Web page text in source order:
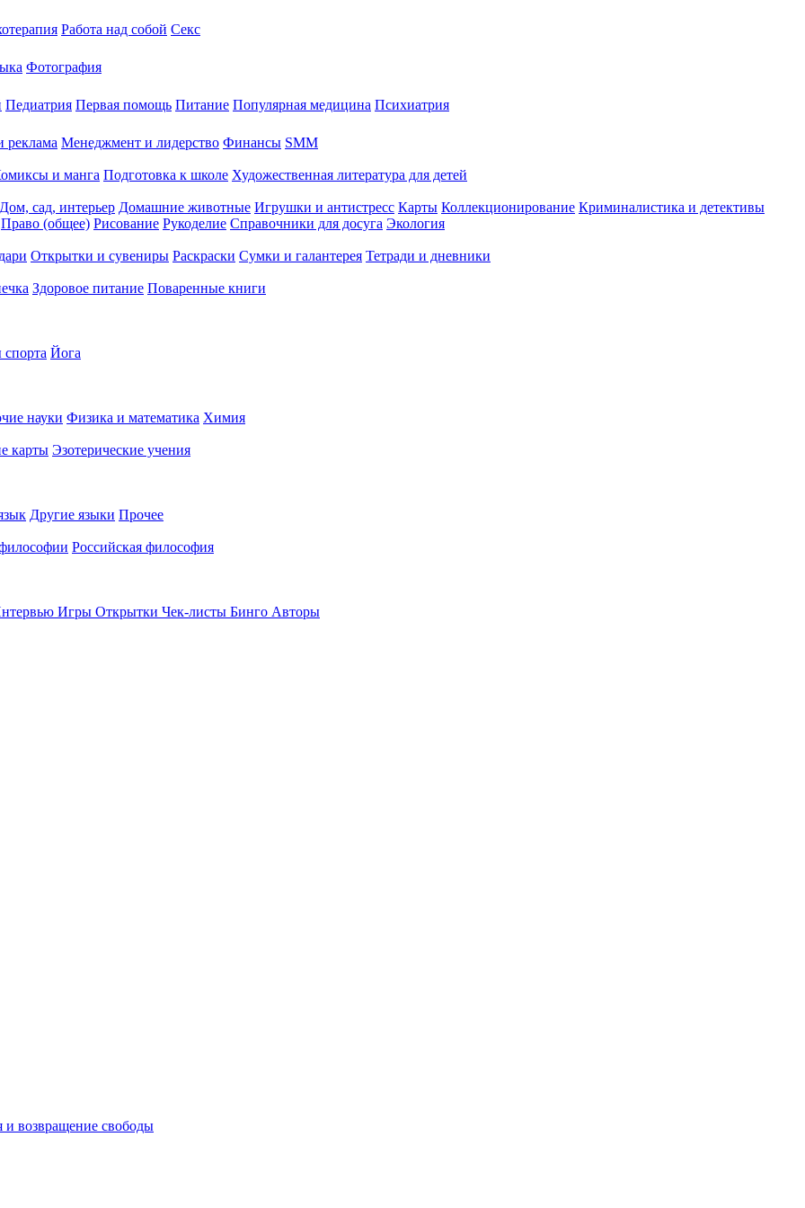
Работа над собой Секс
Фотография
Педиатрия Первая помощь Питание Популярная медицина Психиатрия
реклама Менеджмент и лидерство Финансы SMM
и манга Подготовка к школе Художественная литература для детей
Дом, сад, интерьер Домашние животные Игрушки и антистресс Карты Коллекционирование Криминалистика и детективы
Право (общее) Рисование Рукоделие Справочники для досуга Экология
Открытки и сувениры Раскраски Сумки и галантерея Тетради и дневники
Здоровое питание Поваренные книги
Йога
науки Физика и математика Химия
карты Эзотерические учения
Другие языки Прочее
Российская философия
Игры Открытки Чек-листы Бинго Авторы
возвращение свободы